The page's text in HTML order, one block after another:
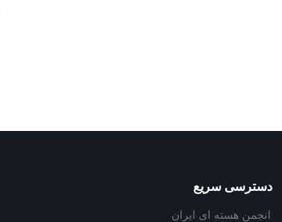
دسترسی سریع
انجمن هسته ای ایران